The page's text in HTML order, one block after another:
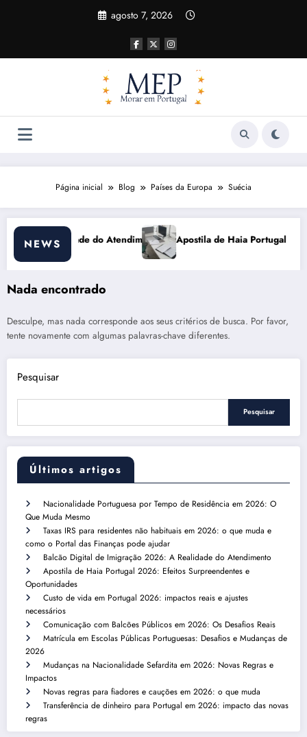
agosto 7, 2026
Página inicial Blog Países da Europa Suécia
NEWSApostila de Haia Portugal 2026: Efeitos Surpreendentes e
Nada encontrado
Desculpe, mas nada corresponde aos seus critérios de busca. Por favor,
tente novamente com algumas palavras-chave diferentes.
Pesquisar
Pesquisar
Últimos artigos
Nacionalidade Portuguesa por Tempo de Residência em 2026: O
Que Muda Mesmo
Taxas IRS para residentes não habituais em 2026: o que muda e
como o Portal das Finanças pode ajudar
Balcão Digital de Imigração 2026: A Realidade do Atendimento
Apostila de Haia Portugal 2026: Efeitos Surpreendentes e
Oportunidades
Custo de vida em Portugal 2026: impactos reais e ajustes
necessários
Comunicação com Balcões Públicos em 2026: Os Desafios Reais
Matrícula em Escolas Públicas Portuguesas: Desafios e Mudanças de
2026
Mudanças na Nacionalidade Sefardita em 2026: Novas Regras e
Impactos
Novas regras para fiadores e cauções em 2026: o que muda
Transferência de dinheiro para Portugal em 2026: impacto das novas
regras